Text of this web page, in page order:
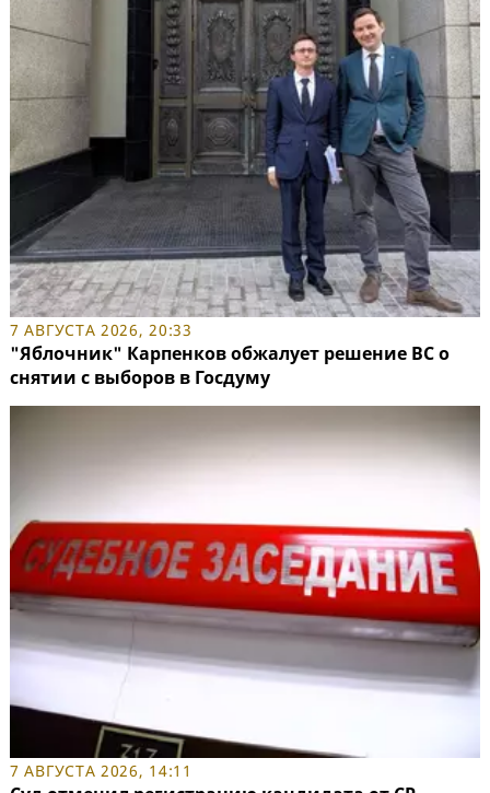
7 АВГУСТА 2026, 20:33
"Яблочник" Карпенков обжалует решение ВС о
снятии с выборов в Госдуму
7 АВГУСТА 2026, 14:11